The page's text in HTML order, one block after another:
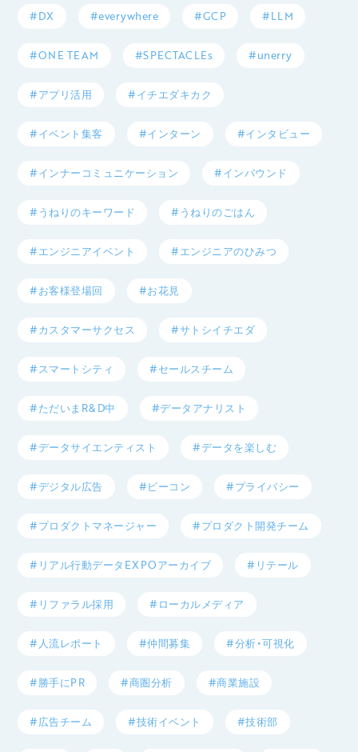
#DX #everywhere #GCP #LLM
#ONE TEAM #SPECTACLEs #unerry
#アプリ活用 #イチエダキカク
#イベント集客 #インターン #インタビュー
#インナーコミュニケーション #インバウンド
#うねりのキーワード #うねりのごはん
#エンジニアイベント #エンジニアのひみつ
#お客様登場回 #お花見
#カスタマーサクセス #サトシイチエダ
#スマートシティ #セールスチーム
#ただいまR&D中 #データアナリスト
#データサイエンティスト #データを楽しむ
#デジタル広告 #ビーコン #プライバシー
#プロダクトマネージャー #プロダクト開発チーム
#リアル行動データEXPOアーカイブ #リテール
#リファラル採用 #ローカルメディア
#人流レポート #仲間募集 #分析・可視化
#勝手にPR #商圏分析 #商業施設
#広告チーム #技術イベント #技術部